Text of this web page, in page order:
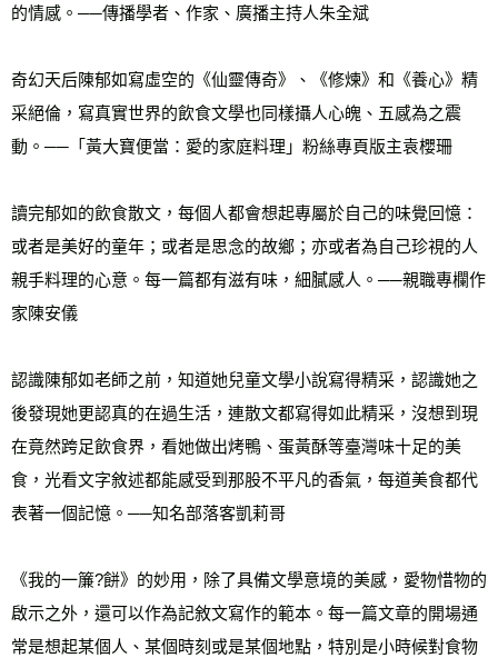
的情感。──傳播學者、作家、廣播主持人朱全斌
奇幻天后陳郁如寫虛空的《仙靈傳奇》、《修煉》和《養心》精
采絕倫，寫真實世界的飲食文學也同樣攝人心魄、五感為之震
動。──「黃大寶便當：愛的家庭料理」粉絲專頁版主袁櫻珊
讀完郁如的飲食散文，每個人都會想起專屬於自己的味覺回憶：
或者是美好的童年；或者是思念的故鄉；亦或者為自己珍視的人
親手料理的心意。每一篇都有滋有味，細膩感人。──親職專欄作
家陳安儀
認識陳郁如老師之前，知道她兒童文學小說寫得精采，認識她之
後發現她更認真的在過生活，連散文都寫得如此精采，沒想到現
在竟然跨足飲食界，看她做出烤鴨、蛋黃酥等臺灣味十足的美
食，光看文字敘述都能感受到那股不平凡的香氣，每道美食都代
表著一個記憶。──知名部落客凱莉哥
《我的一簾?餅》的妙用，除了具備文學意境的美感，愛物惜物的
啟示之外，還可以作為記敘文寫作的範本。每一篇文章的開場通
常是想起某個人、某個時刻或是某個地點，特別是小時候對食物